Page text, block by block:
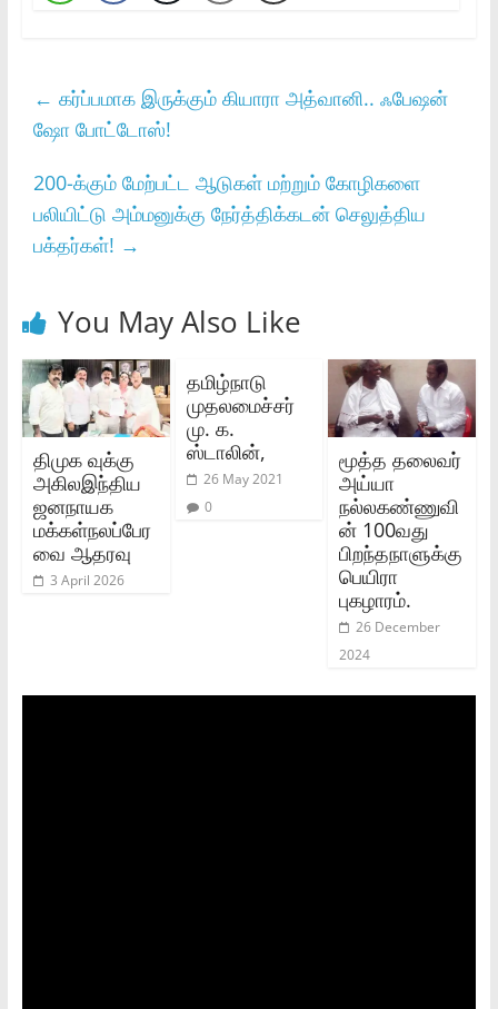
← கர்ப்பமாக இருக்கும் கியாரா அத்வானி.. ஃபேஷன்
ஷோ போட்டோஸ்!
200-க்கும் மேற்பட்ட ஆடுகள் மற்றும் கோழிகளை
பலியிட்டு அம்மனுக்கு நேர்த்திக்கடன் செலுத்திய
பக்தர்கள்! →
You May Also Like
திமுக வுக்கு
அகிலஇந்திய
ஜனநாயக
மக்கள்நலப்பேர
வை ஆதரவு
3 April 2026
தமிழ்நாடு
முதலமைச்சர்
மு. க.
ஸ்டாலின்,
26 May 2021
0
மூத்த தலைவர்
அய்யா
நல்லகண்ணுவி
ன் 100வது
பிறந்தநாளுக்கு
பெயிரா
புகழாரம்.
26 December
2024